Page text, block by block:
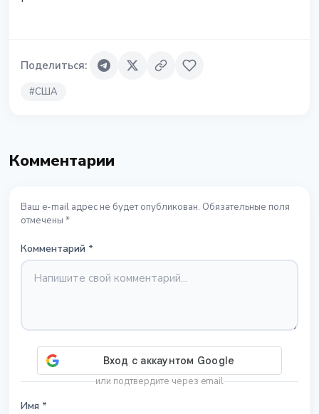
Поделиться:
#США
Комментарии
Ваш e-mail адрес не будет опубликован. Обязательные поля
отмечены *
Комментарий *
или подтвердите через email
Имя *